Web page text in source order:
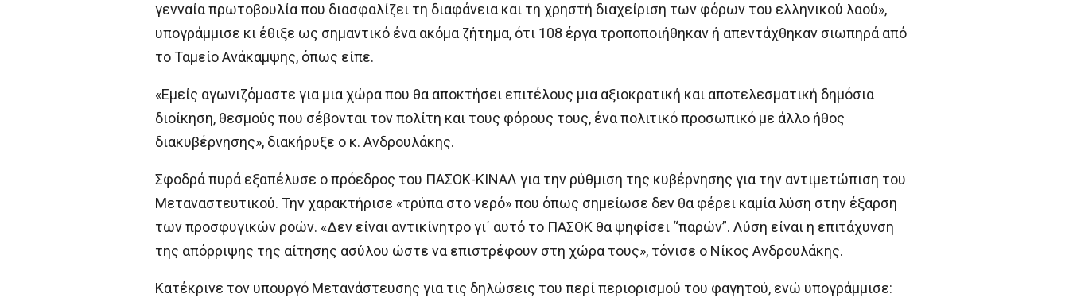
γενναία πρωτοβουλία που διασφαλίζει τη διαφάνεια και τη χρηστή διαχείριση των φόρων του ελληνικού λαού»,
υπογράμμισε κι έθιξε ως σημαντικό ένα ακόμα ζήτημα, ότι 108 έργα τροποποιήθηκαν ή απεντάχθηκαν σιωπηρά από
το Ταμείο Ανάκαμψης, όπως είπε.
«Εμείς αγωνιζόμαστε για μια χώρα που θα αποκτήσει επιτέλους μια αξιοκρατική και αποτελεσματική δημόσια
διοίκηση, θεσμούς που σέβονται τον πολίτη και τους φόρους τους, ένα πολιτικό προσωπικό με άλλο ήθος
διακυβέρνησης», διακήρυξε ο κ. Ανδρουλάκης.
Σφοδρά πυρά εξαπέλυσε ο πρόεδρος του ΠΑΣΟΚ-ΚΙΝΑΛ για την ρύθμιση της κυβέρνησης για την αντιμετώπιση του
Μεταναστευτικού. Την χαρακτήρισε «τρύπα στο νερό» που όπως σημείωσε δεν θα φέρει καμία λύση στην έξαρση
των προσφυγικών ροών. «Δεν είναι αντικίνητρο γι΄ αυτό το ΠΑΣΟΚ θα ψηφίσει “παρών”. Λύση είναι η επιτάχυνση
της απόρριψης της αίτησης ασύλου ώστε να επιστρέφουν στη χώρα τους», τόνισε ο Νίκος Ανδρουλάκης.
Κατέκρινε τον υπουργό Μετανάστευσης για τις δηλώσεις του περί περιορισμού του φαγητού, ενώ υπογράμμισε: